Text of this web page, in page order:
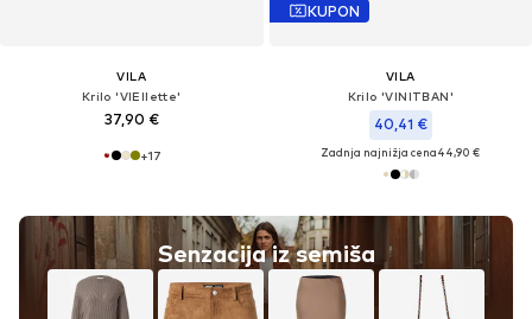
VILA
Krilo 'VIEllette'
37,90 €
+17
Senzacija iz semiša
KUPON
VILA
Krilo 'VINITBAN'
40,41 €
Zadnja najnižja cena44,90 €